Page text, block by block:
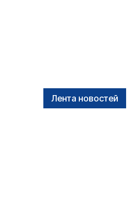
Лента новостей